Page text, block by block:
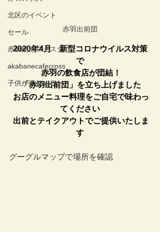
北区のイベント
セール
赤羽納涼フェスタ
akabanecafecross
子供が楽しめる
赤羽出前団
2020年4月　新型コロナウイルス対策
で
赤羽の飲食店が団結！
「赤羽出前団」を立ち上げました
てください
す
グーグルマップで場所を確認